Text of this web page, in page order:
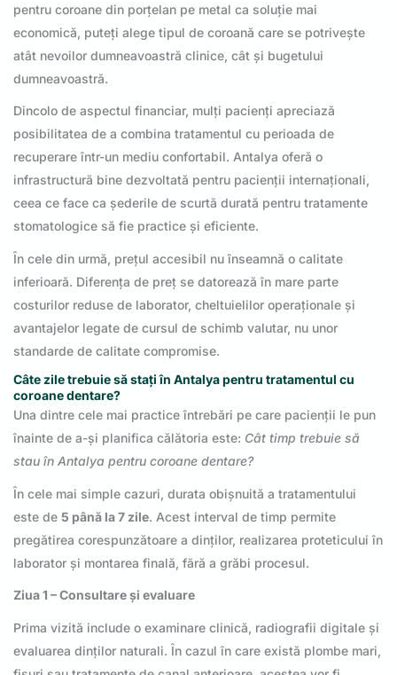
pentru coroane din porțelan pe metal ca soluție mai
economică, puteți alege tipul de coroană care se potrivește
atât nevoilor dumneavoastră clinice, cât și bugetului
dumneavoastră.
Dincolo de aspectul financiar, mulți pacienți apreciază
posibilitatea de a combina tratamentul cu perioada de
recuperare într-un mediu confortabil. Antalya oferă o
infrastructură bine dezvoltată pentru pacienții internaționali,
ceea ce face ca șederile de scurtă durată pentru tratamente
stomatologice să fie practice și eficiente.
În cele din urmă, prețul accesibil nu înseamnă o calitate
inferioară. Diferența de preț se datorează în mare parte
costurilor reduse de laborator, cheltuielilor operaționale și
avantajelor legate de cursul de schimb valutar, nu unor
standarde de calitate compromise.
Câte zile trebuie să stați în Antalya pentru tratamentul cu
coroane dentare?
Una dintre cele mai practice întrebări pe care pacienții le pun
înainte de a-și planifica călătoria este: Cât timp trebuie să
stau în Antalya pentru coroane dentare?
În cele mai simple cazuri, durata obișnuită a tratamentului
este de 5 până la 7 zile. Acest interval de timp permite
pregătirea corespunzătoare a dinților, realizarea proteticului în
laborator și montarea finală, fără a grăbi procesul.
Ziua 1 – Consultare și evaluare
Prima vizită include o examinare clinică, radiografii digitale și
evaluarea dinților naturali. În cazul în care există plombe mari,